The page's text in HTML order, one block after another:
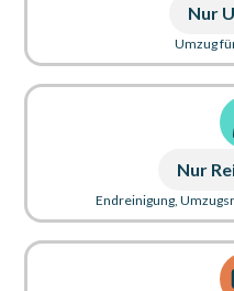
Nur
Umzug
Nur
Endreinigung,